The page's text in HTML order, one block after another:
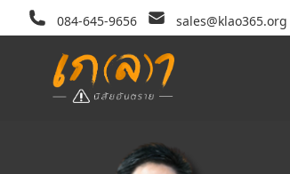
084-645-9656 sales@klao365.org